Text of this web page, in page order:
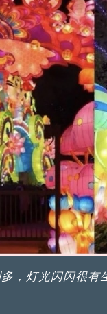
，灯光闪闪很有